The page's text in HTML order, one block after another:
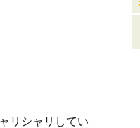
リシャリしてい